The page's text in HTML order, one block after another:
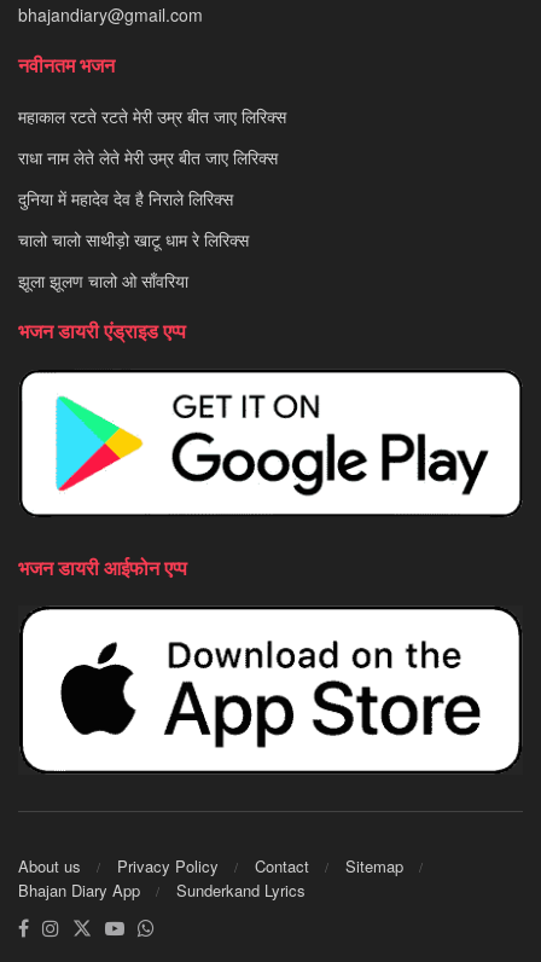
bhajandiary@gmail.com
नवीनतम भजन
महाकाल रटते रटते मेरी उम्र बीत जाए लिरिक्स
राधा नाम लेते लेते मेरी उम्र बीत जाए लिरिक्स
दुनिया में महादेव देव है निराले लिरिक्स
चालो चालो साथीड़ो खाटू धाम रे लिरिक्स
झूला झूलण चालो ओ साँवरिया
भजन डायरी एंड्राइड एप्प
भजन डायरी आईफोन एप्प
About us Privacy Policy Contact
Sitemap
Bhajan Diary App
Sunderkand Lyrics